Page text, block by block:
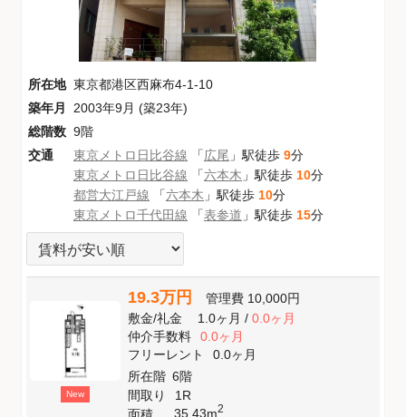
所在地 東京都港区西麻布4-1-10
築年月
2003年9月 (築23年)
総階数 9階
交通
東京メトロ日比谷線 「広尾 」駅徒歩 9分
東京メトロ日比谷線 「六本木 」駅徒歩 10分
都営大江戸線 「六本木 」駅徒歩 10分
東京メトロ千代田線 「表参道 」駅徒歩 15分
New
19.3万円 管理費 10,000円
敷金/礼金 1.0ヶ月/ 0.0ヶ月
仲介手数料
0.0ヶ月
フリーレント
0.0ヶ月
所在階 6階
間取り
1R
面積
35.43m2